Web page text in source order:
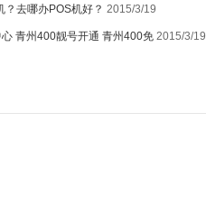
？去哪办POS机好？ 2015/3/19
青州400靓号开通 青州400免 2015/3/19